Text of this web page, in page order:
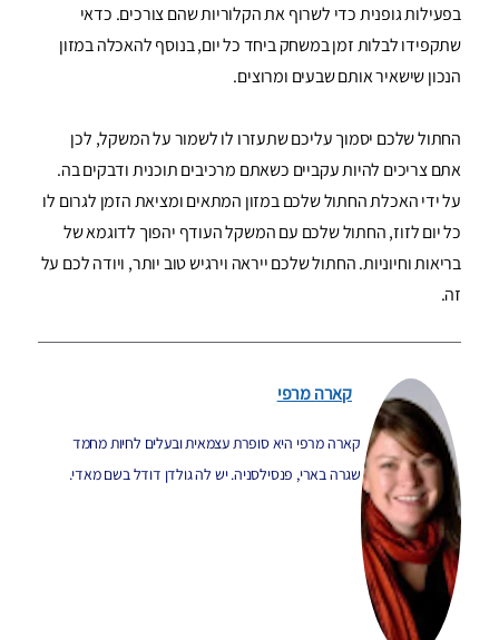
בפעילות גופנית כדי לשרוף את הקלוריות שהם צורכים. כדאי
שתקפידו לבלות זמן במשחק ביחד כל יום, בנוסף להאכלה במזון
הנכון שישאיר אותם שבעים ומרוצים.
החתול שלכם יסמוך עליכם שתעזרו לו לשמור על המשקל, לכן
אתם צריכים להיות עקביים כשאתם מרכיבים תוכנית ודבקים בה.
על ידי האכלת החתול שלכם במזון המתאים ומציאת הזמן לגרום לו
כל יום לזוז, החתול שלכם עם המשקל העודף יהפוך לדוגמא של
בריאות וחיוניות. החתול שלכם ייראה וירגיש טוב יותר, ויודה לכם על
זה.
קארה מרפי
קארה מרפי היא סופרת עצמאית ובעלים לחיות מחמד
שגרה בארי, פנסילסניה. יש לה גולדן דודל בשם מאדי.